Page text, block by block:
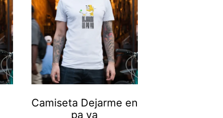
Camiseta Dejarme en
pa ya